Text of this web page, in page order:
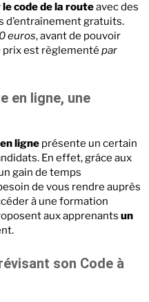
code de la routeavec des
d’entraînement gratuits.
euros, avant de pouvoir
prix est règlementé par
en ligne, une
ligne présente un certain
En effet, grâce aux
gain de temps
de vous rendre auprès
à une formation
aux apprenants un
son Code à